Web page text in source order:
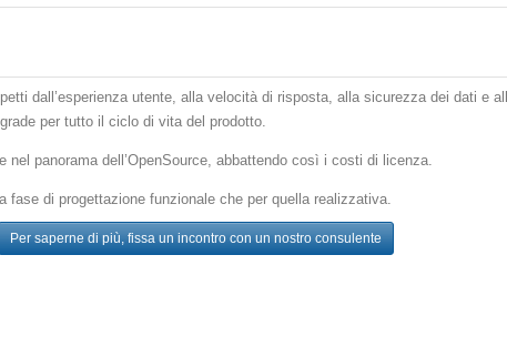
dall’esperienza utente, alla velocità di risposta, alla sicurezza dei dati e
per tutto il ciclo di vita del prodotto.
panorama dell’OpenSource, abbattendo così i costi di licenza.
fase di progettazione funzionale che per quella realizzativa.
Per saperne di più, fissa un incontro con un nostro consulente